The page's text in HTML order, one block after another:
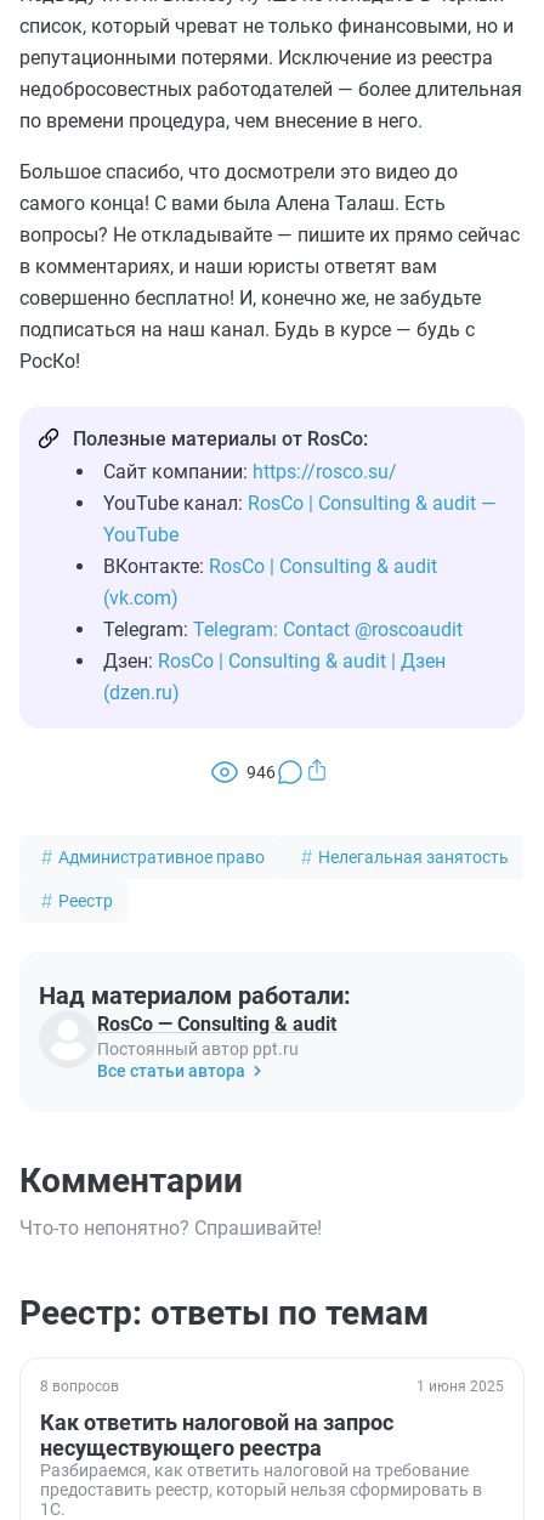
список, который чреват не только финансовыми, но и
репутационными потерями. Исключение из реестра
недобросовестных работодателей — более длительная
по времени процедура, чем внесение в него.
Большое спасибо, что досмотрели это видео до
самого конца! С вами была Алена Талаш. Есть
вопросы? Не откладывайте — пишите их прямо сейчас
в комментариях, и наши юристы ответят вам
совершенно бесплатно! И, конечно же, не забудьте
подписаться на наш канал. Будь в курсе — будь с
РосКо!
Полезные материалы от RosCo:
Сайт компании: https://rosco.su/
YouTube канал: RosCo | Consulting & audit —
YouTube
ВКонтакте: RosCo | Consulting & audit
(vk.com)
Telegram: Telegram: Contact @roscoaudit
Дзен: RosCo | Consulting & audit | Дзен
(dzen.ru)
946
Административное право Нелегальная занятость
Реестр
Над материалом работали:
RosCo — Consulting & audit
Постоянный автор ppt.ru
Все статьи автора
Комментарии
Что-то непонятно? Спрашивайте!
Реестр: ответы по темам
8 вопросов 1 июня 2025
Как ответить налоговой на запрос
несуществующего реестра
Разбираемся, как ответить налоговой на требование
предоставить реестр, который нельзя сформировать в
1С.